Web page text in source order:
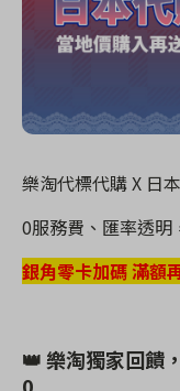
樂淘代標代購 X 日
0服務費、匯率透明
銀角零卡加碼 滿額
👑樂淘獨家回饋